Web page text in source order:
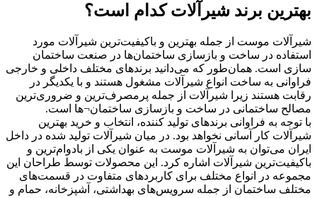
بهترین برند شیرآلات کدام است؟
شیرآلات موست از جمله بهترین و باکیفیت‌ترین شیرآلات مورد
استفاده در ساخت و بازسازی ساختمان‌ها در صنعت ساختمان
سازی است. همان‌طور که می‌دانید برندهای مختلف داخلی و خارجی
فراوانی به ساخت انواع شیرآلات مشغول هستند و با یکدیگر در
رقابت هستند زیرا شیرآلات از جمله پرمصرف‌ترین و ضروری‌ترین
مصالح ساختمانی در ساخت و بازسازی ساختمان¬ها است.
با توجه به فراوانی برندهای تولید کننده، انتخاب و خرید بهترین
شیرآلات کار آسانی نخواهد بود. در میان شیرآلات تولید شده در داخل
ایران می‌توان به شیرآلات موست به عنوان یکی از بادوام‌ترین و
باکیفیت‌ترین شیرآلات اشاره کرد. این محصولات توسط طراحان این
مجموعه در انواع مختلف برای کاربردهای متفاوت در قسمت‌های
مختلف ساختمان از جمله سرویس‌های بهداشتی، آشپزخانه، حمام و